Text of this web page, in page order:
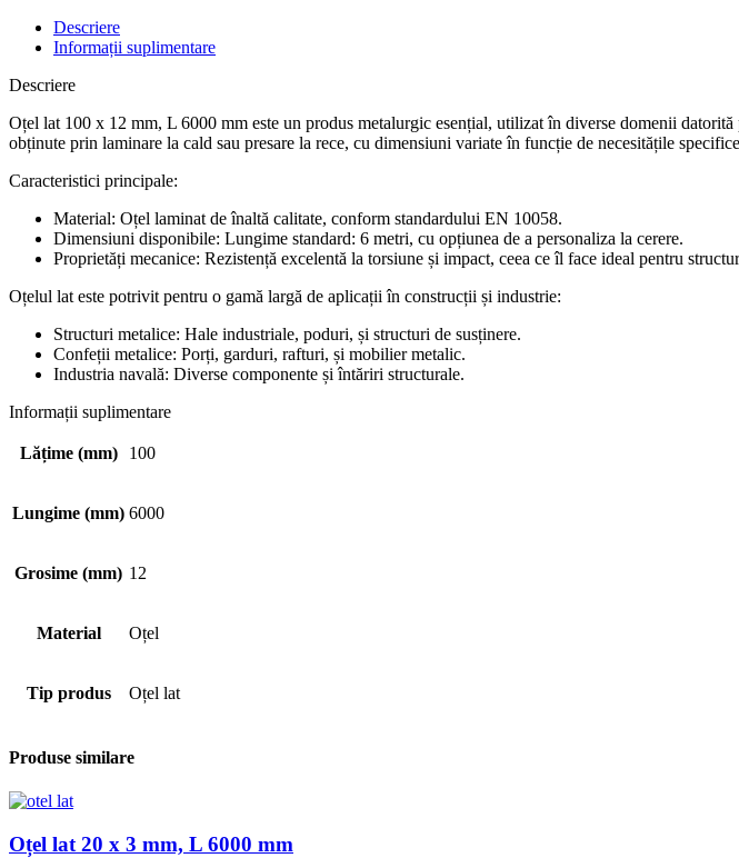
12
mm,
6000
Descriere
Informații suplimentare
Descriere
Oțel lat 100 x 12 mm, L 6000 mm este un produs metalurgic esențial, utilizat în diverse domenii
obținute prin laminare la cald sau presare la rece, cu dimensiuni variate în funcție de necesitățile
Caracteristici principale:
Material: Oțel laminat de înaltă calitate, conform standardului EN 10058.
Dimensiuni disponibile: Lungime standard: 6 metri, cu opțiunea de a personaliza la cerere.
Proprietăți mecanice: Rezistență excelentă la torsiune și impact, ceea ce îl face ideal pentru
Oțelul lat este potrivit pentru o gamă largă de aplicații în construcții și industrie:
Structuri metalice: Hale industriale, poduri, și structuri de susținere.
Confeții metalice: Porți, garduri, rafturi, și mobilier metalic.
Industria navală: Diverse componente și întăriri structurale.
Informații suplimentare
Lățime (mm) 100
Lungime (mm) 6000
Grosime (mm) 12
Material Oțel
Tip produs Oțel lat
Produse similare
Oțel lat 20 x 3 mm, L 6000 mm